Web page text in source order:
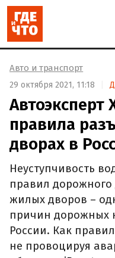
Авто и транспорт
29 октября 2021, 11:18
правила
дворах в
Неуступчивость
правил
жилых дворов –
причин дорожных
России. Как
не провоцируя